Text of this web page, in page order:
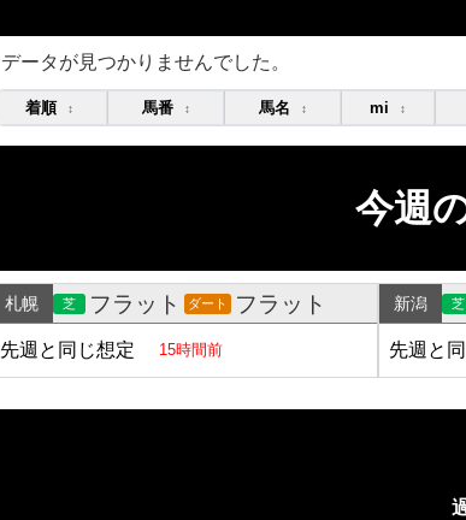
データが見つかりませんでした。
着順 ↕ 馬番 ↕ 馬名 ↕ mi ↕
今週
札幌 芝 フラット ダート フラット
先週と同じ想定 15時間前
新潟 芝
先週と